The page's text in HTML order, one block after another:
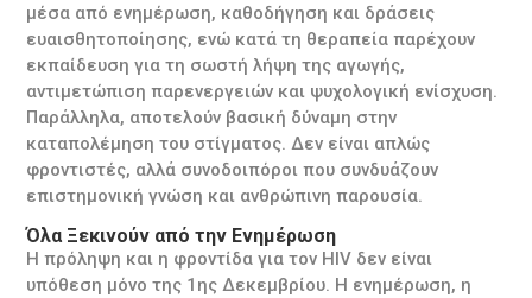
μέσα από ενημέρωση, καθοδήγηση και δράσεις
ευαισθητοποίησης, ενώ κατά τη θεραπεία παρέχουν
εκπαίδευση για τη σωστή λήψη της αγωγής,
αντιμετώπιση παρενεργειών και ψυχολογική ενίσχυση.
Παράλληλα, αποτελούν βασική δύναμη στην
καταπολέμηση του στίγματος. Δεν είναι απλώς
φροντιστές, αλλά συνοδοιπόροι που συνδυάζουν
επιστημονική γνώση και ανθρώπινη παρουσία.
Όλα Ξεκινούν από την Ενημέρωση
Η πρόληψη και η φροντίδα για τον HIV δεν είναι
υπόθεση μόνο της 1ης Δεκεμβρίου. Η ενημέρωση, η